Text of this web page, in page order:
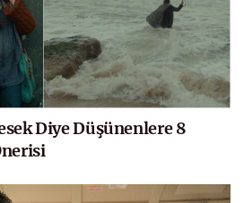
Diye Düşünenlere 8